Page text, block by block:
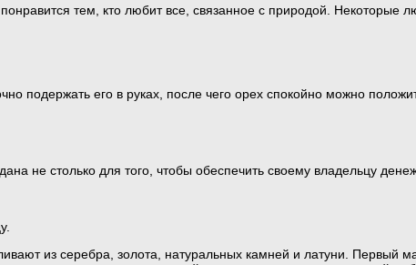
тем, кто любит все, связанное с природой. Некоторые
подержать его в руках, после чего орех спокойно можно
не столько для того, чтобы обеспечить своему владельцу
из серебра, золота, натуральных камней и латуни. Первый